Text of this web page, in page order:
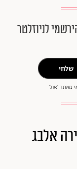
לניוזלטר
שלחי
מאתר ״את״
אלבג